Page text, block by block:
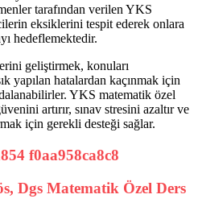
tarafından verilen YKS
eksiklerini tespit ederek onlara
hedeflemektedir.
geliştirmek, konuları
yapılan hatalardan kaçınmak için
YKS matematik özel
artırır, sınav stresini azaltır ve
için gerekli desteği sağlar.
Dgs Matematik Özel Ders